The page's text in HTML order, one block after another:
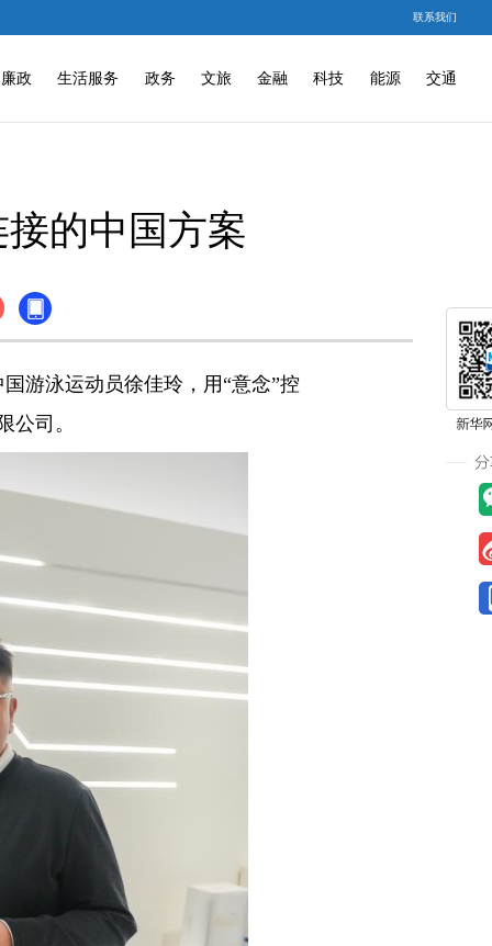
联系我们
廉政 生活服务 政务 文旅 金融 科技 能源 交通
的中国方案
游泳运动员徐佳玲，用“意念”控
公司。